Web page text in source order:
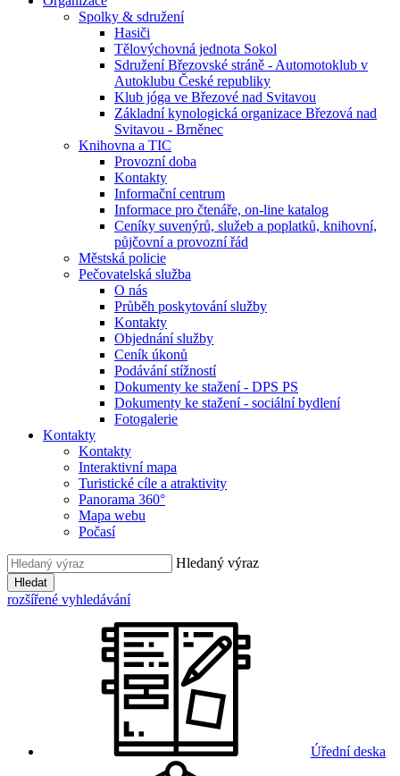
Spolky & sdružení
Hasiči
Tělovýchovná jednota Sokol
Sdružení Březovské stráně - Automotoklub v
Autoklubu České republiky
Klub jóga ve Březové nad Svitavou
Základní kynologická organizace Březová nad
Svitavou - Brněnec
Knihovna a TIC
Provozní doba
Kontakty
Informační centrum
Informace pro čtenáře, on-line katalog
Ceníky suvenýrů, služeb a poplatků, knihovní,
půjčovní a provozní řád
Městská policie
Pečovatelská služba
O nás
Průběh poskytování služby
Kontakty
Objednání služby
Ceník úkonů
Podávání stížností
Dokumenty ke stažení - DPS PS
Dokumenty ke stažení - sociální bydlení
Fotogalerie
Kontakty
Kontakty
Interaktivní mapa
Turistické cíle a atraktivity
Panorama 360°
Mapa webu
Počasí
Hledaný výraz
Hledat
rozšířené vyhledávání
Úřední deska